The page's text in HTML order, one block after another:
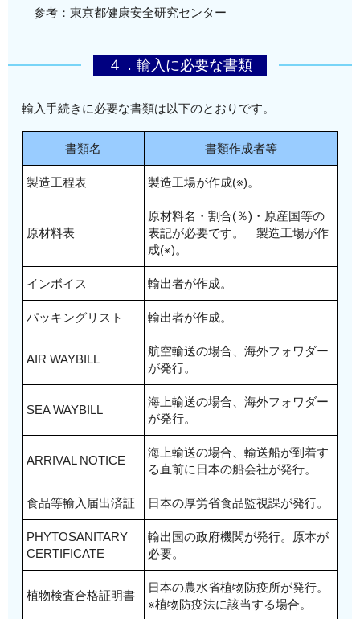
参考：東京都健康安全研究センター
４．輸入に必要な書類
輸入手続きに必要な書類は以下のとおりです。
書類名 書類作成者等
製造工程表 製造工場が作成(※)。
原材料表
原材料名・割合(％)・原産国等の
表記が必要です。 製造工場が作
成(※)。
インボイス 輸出者が作成。
パッキングリスト 輸出者が作成。
AIR WAYBILL
航空輸送の場合、海外フォワダー
が発行。
SEA WAYBILL
海上輸送の場合、海外フォワダー
が発行。
ARRIVAL NOTICE
海上輸送の場合、輸送船が到着す
る直前に日本の船会社が発行。
食品等輸入届出済証 日本の厚労省食品監視課が発行。
PHYTOSANITARY
CERTIFICATE
輸出国の政府機関が発行。原本が
必要。
植物検査合格証明書
日本の農水省植物防疫所が発行。
※植物防疫法に該当する場合。